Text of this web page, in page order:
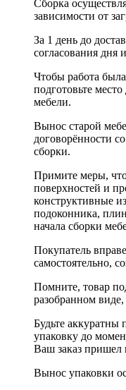
Сборка
зависимости от
За 1 день до
согласования дня
Чтобы работа
подготовьте
мебели.
Вынос старой
договорённости
сборки.
Примите меры,
поверхностей и
конструктивные
подоконника,
начала сборки
Покупатель
самостоятельно,
Помните, товар
разобранном
Будьте аккуратны
упаковку до
Ваш заказ пришел
Вынос упаковки